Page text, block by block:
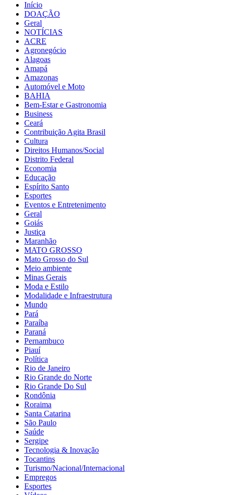
Início
DOAÇÃO
Geral
NOTÍCIAS
ACRE
Agronegócio
Alagoas
Amapá
Amazonas
Automóvel e Moto
BAHIA
Bem-Estar e Gastronomia
Business
Ceará
Contribuição Agita Brasil
Cultura
Direitos Humanos/Social
Distrito Federal
Economia
Educação
Espírito Santo
Esportes
Eventos e Entretenimento
Geral
Goiás
Justiça
Maranhão
MATO GROSSO
Mato Grosso do Sul
Meio ambiente
Minas Gerais
Moda e Estilo
Modalidade e Infraestrutura
Mundo
Pará
Paraíba
Paraná
Pernambuco
Piauí
Política
Rio de Janeiro
Rio Grande do Norte
Rio Grande Do Sul
Rondônia
Roraima
Santa Catarina
São Paulo
Saúde
Sergipe
Tecnologia & Inovação
Tocantins
Turismo/Nacional/Internacional
Empregos
Esportes